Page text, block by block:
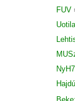
FUV
NyH7